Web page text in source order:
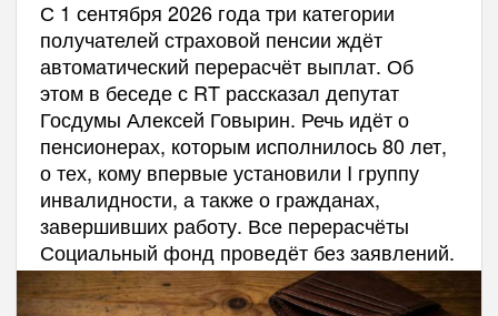
С 1 сентября 2026 года три категории
получателей страховой пенсии ждёт
автоматический перерасчёт выплат. Об
этом в беседе с RT рассказал депутат
Госдумы Алексей Говырин. Речь идёт о
пенсионерах, которым исполнилось 80 лет,
о тех, кому впервые установили I группу
инвалидности, а также о гражданах,
завершивших работу. Все перерасчёты
Социальный фонд проведёт без заявлений.